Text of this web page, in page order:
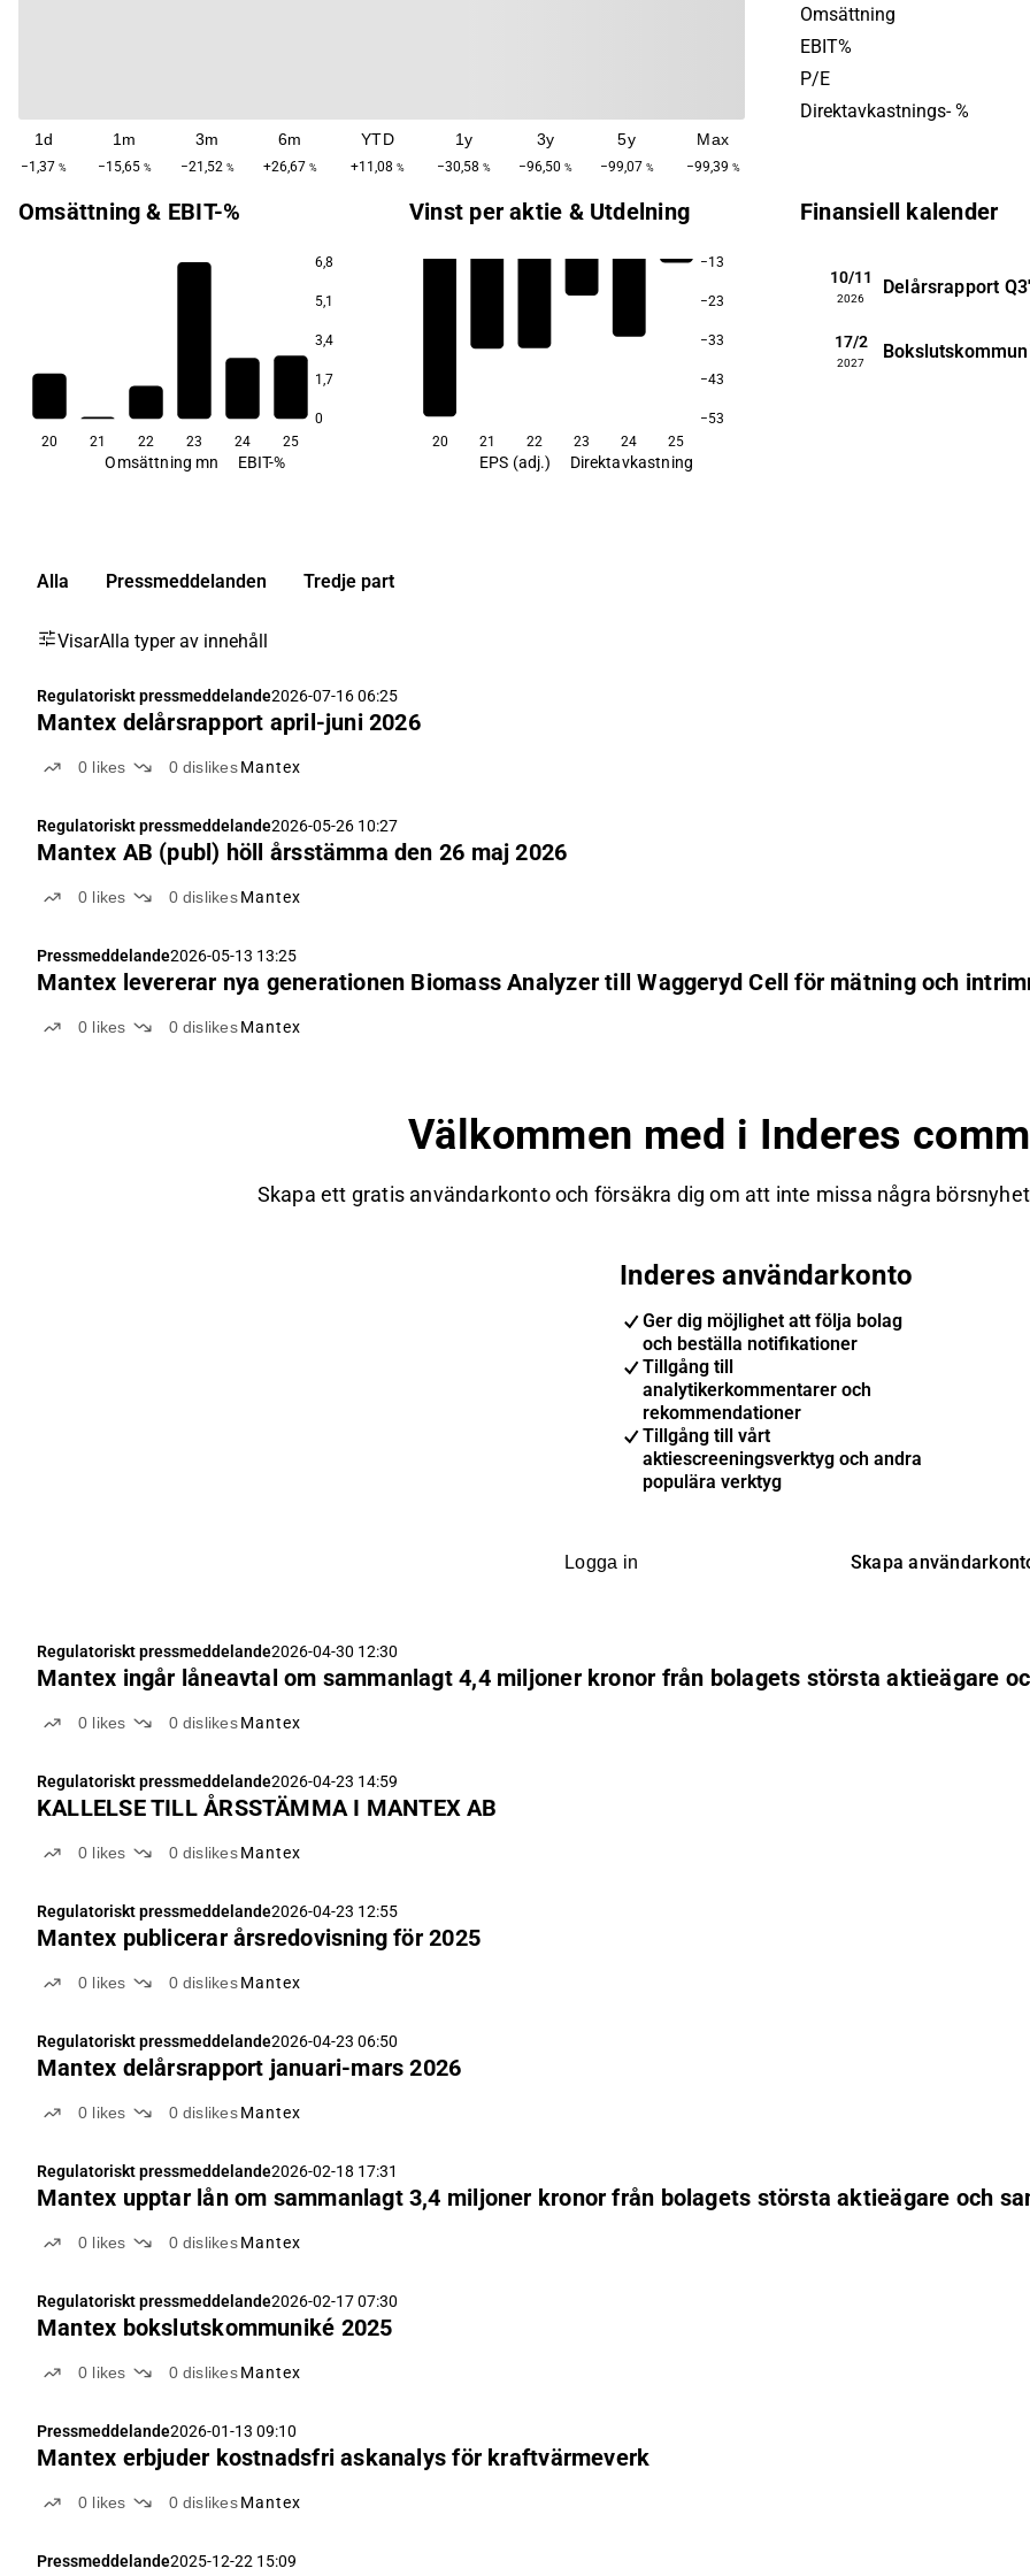
1d
−1,37 %
1m
−15,65 %
3m
−21,52 %
6m
+26,67 %
YTD
+11,08 %
1y
−30,58 %
3y
−96,50 %
5y
−99,07 %
Max
−99,39 %
aktörer inom
industrisektor.
i Kista.
Omsättning
EBIT%
P/E
Direktavkastnings- %
Omsättning & EBIT-%
6,8
5,1
3,4
1,7
0
20
21 22 23 24 25
Omsättning mn EBIT-%
Vinst per aktie & Utdelning
−13
−23
−33
−43
−53
20
21 22 23 24 25
EPS (adj.) Direktavkastning
Finansiell kalender
10/11
2026
Delårsrapport
17/2
2027
Alla Pressmeddelanden Tredje part
VisarAlla typer av innehåll
Regulatoriskt pressmeddelande2026-07-16 06:25
Mantex delårsrapport april-juni 2026
0 likes 0 dislikes Mantex
Regulatoriskt pressmeddelande2026-05-26 10:27
Mantex AB (publ) höll årsstämma den 26 maj 2026
0 likes 0 dislikes Mantex
Pressmeddelande2026-05-13 13:25
Mantex levererar nya generationen Biomass Analyzer till Waggeryd Cell för mätning och
0 likes 0 dislikes Mantex
Välkommen med i Inderes
Skapa ett gratis användarkonto och försäkra dig om att inte missa några
Inderes användarkonto
Ger dig möjlighet att följa bolag
och beställa notifikationer
Tillgång till
analytikerkommentarer och
rekommendationer
Tillgång till vårt
aktiescreeningsverktyg och andra
populära verktyg
Logga in Skapa
Regulatoriskt pressmeddelande2026-04-30 12:30
Mantex ingår låneavtal om sammanlagt 4,4 miljoner kronor från bolagets största aktieägare
0 likes 0 dislikes Mantex
Regulatoriskt pressmeddelande2026-04-23 14:59
KALLELSE TILL ÅRSSTÄMMA I MANTEX AB
0 likes 0 dislikes Mantex
Regulatoriskt pressmeddelande2026-04-23 12:55
Mantex publicerar årsredovisning för 2025
0 likes 0 dislikes Mantex
Regulatoriskt pressmeddelande2026-04-23 06:50
Mantex delårsrapport januari-mars 2026
0 likes 0 dislikes Mantex
Regulatoriskt pressmeddelande2026-02-18 17:31
Mantex upptar lån om sammanlagt 3,4 miljoner kronor från bolagets största aktieägare och
0 likes 0 dislikes Mantex
Regulatoriskt pressmeddelande2026-02-17 07:30
Mantex bokslutskommuniké 2025
0 likes 0 dislikes Mantex
Pressmeddelande2026-01-13 09:10
Mantex erbjuder kostnadsfri askanalys för kraftvärmeverk
0 likes 0 dislikes Mantex
Pressmeddelande2025-12-22 15:09